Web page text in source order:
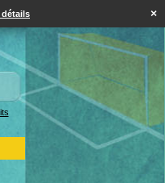
×
détails